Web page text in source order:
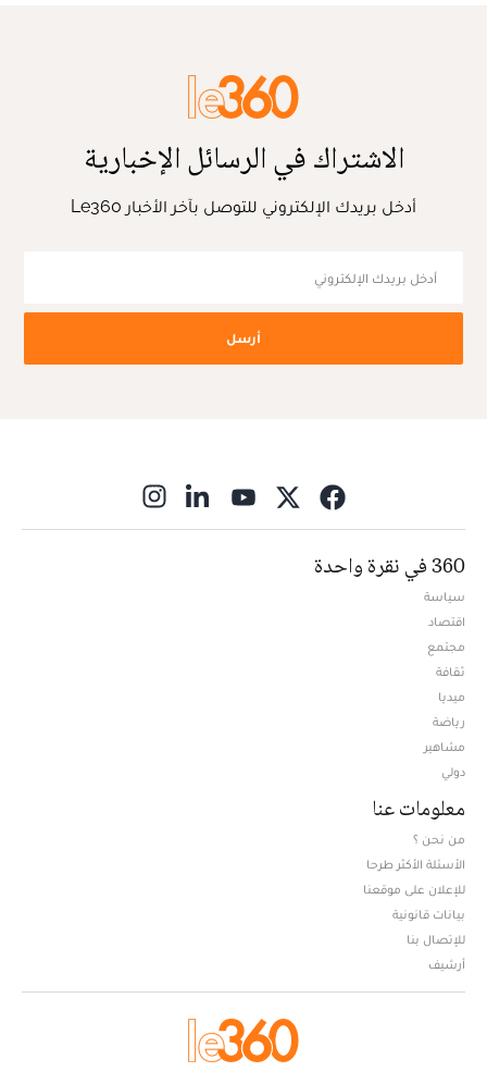
الاشتراك في الرسائل الإخبارية
أدخل بريدك الإلكتروني للتوصل بآخر الأخبار Le360
أرسل
360 في نقرة واحدة
سياسة
اقتصاد
مجتمع
ثقافة
ميديا
رياضة
مشاهير
دولي
معلومات عنا
من نحن ؟
الأسئلة الأكثر طرحا
للإعلان على موقعنا
بيانات قانونية
للإتصال بنا
أرشيف